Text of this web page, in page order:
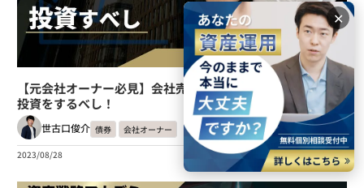
【元会社オーナー必見】会社売却をした富裕層は外国債券に
投資をするべし！
世古口俊介 債券 会社オーナー
2023/08/28 読了時間:約11分
✕